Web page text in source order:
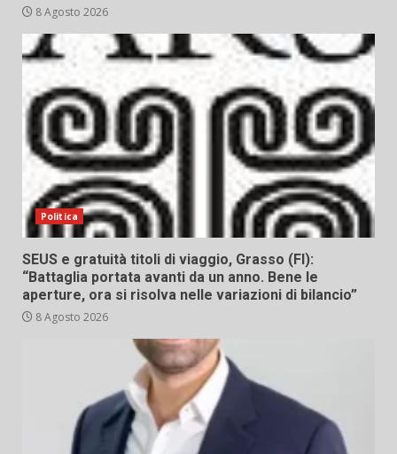
8 Agosto 2026
Politica
SEUS e gratuità titoli di viaggio, Grasso (FI):
“Battaglia portata avanti da un anno. Bene le
aperture, ora si risolva nelle variazioni di bilancio”
8 Agosto 2026